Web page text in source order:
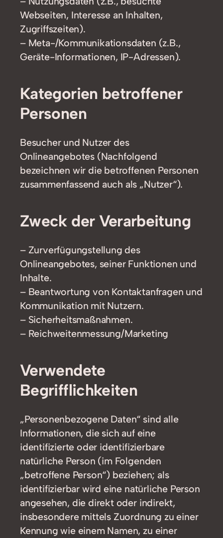
Webseiten, Interesse an Inhalten,
Zugriffszeiten).
– Meta-/Kommunikationsdaten (z.B.,
Geräte-Informationen, IP-Adressen).
Kategorien betroffener
Personen
Besucher und Nutzer des
Onlineangebotes (Nachfolgend
bezeichnen wir die betroffenen Personen
zusammenfassend auch als „Nutzer“).
Zweck der Verarbeitung
– Zurverfügungstellung des
Onlineangebotes, seiner Funktionen und
Inhalte.
– Beantwortung von Kontaktanfragen und
Kommunikation mit Nutzern.
– Sicherheitsmaßnahmen.
– Reichweitenmessung/Marketing
Verwendete
Begrifflichkeiten
„Personenbezogene Daten“ sind alle
Informationen, die sich auf eine
identifizierte oder identifizierbare
natürliche Person (im Folgenden
„betroffene Person“) beziehen; als
identifizierbar wird eine natürliche Person
angesehen, die direkt oder indirekt,
insbesondere mittels Zuordnung zu einer
Kennung wie einem Namen, zu einer